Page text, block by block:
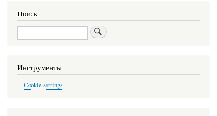
Поиск
Поиск
Инструменты
Cookie settings